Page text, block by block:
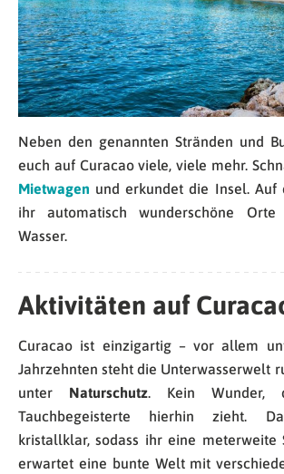
Neben den genannten Stränden und
euch auf Curacao viele, viele mehr.
Mietwagen und erkundet die Insel. Auf
ihr automatisch wunderschöne
Wasser.
Aktivitäten auf
Curacao ist einzigartig – vor allem
Jahrzehnten steht die Unterwasserwelt
unter Naturschutz. Kein Wunder,
Tauchbegeisterte hierhin zieht.
kristallklar, sodass ihr eine meterweite
erwartet eine bunte Welt mit